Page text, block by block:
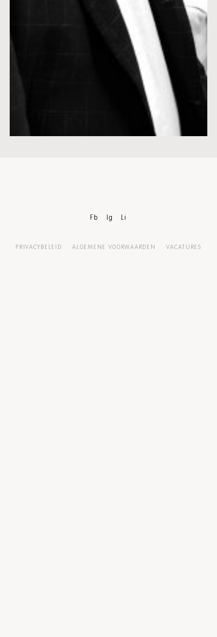
Fb Ig Li
PRIVACYBELEID ALGEMENE VOORWAARDEN
VACATURES